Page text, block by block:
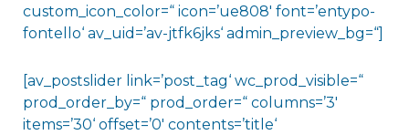
custom_icon_color=“ icon=’ue808′ font=’entypo-
fontello‘ av_uid=’av-jtfk6jks‘ admin_preview_bg=“]
[av_postslider link=’post_tag‘ wc_prod_visible=“
prod_order_by=“ prod_order=“ columns=’3′
items=’30‘ offset=’0′ contents=’title‘